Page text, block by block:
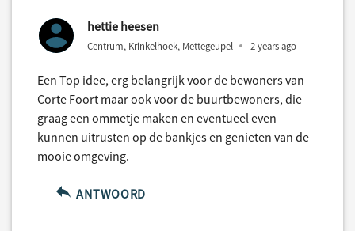
hettie heesen
Centrum, Krinkelhoek, Mettegeupel 2 years ago
Een Top idee, erg belangrijk voor de bewoners van
Corte Foort maar ook voor de buurtbewoners, die
graag een ommetje maken en eventueel even
kunnen uitrusten op de bankjes en genieten van de
mooie omgeving.
ANTWOORD